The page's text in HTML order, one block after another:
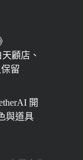
顧店、
留
開
與道具